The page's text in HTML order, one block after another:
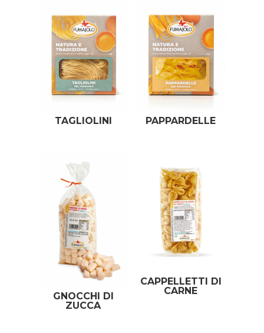
TAGLIOLINI PAPPARDELLE
GNOCCHI DI
ZUCCA
CAPPELLETTI DI
CARNE